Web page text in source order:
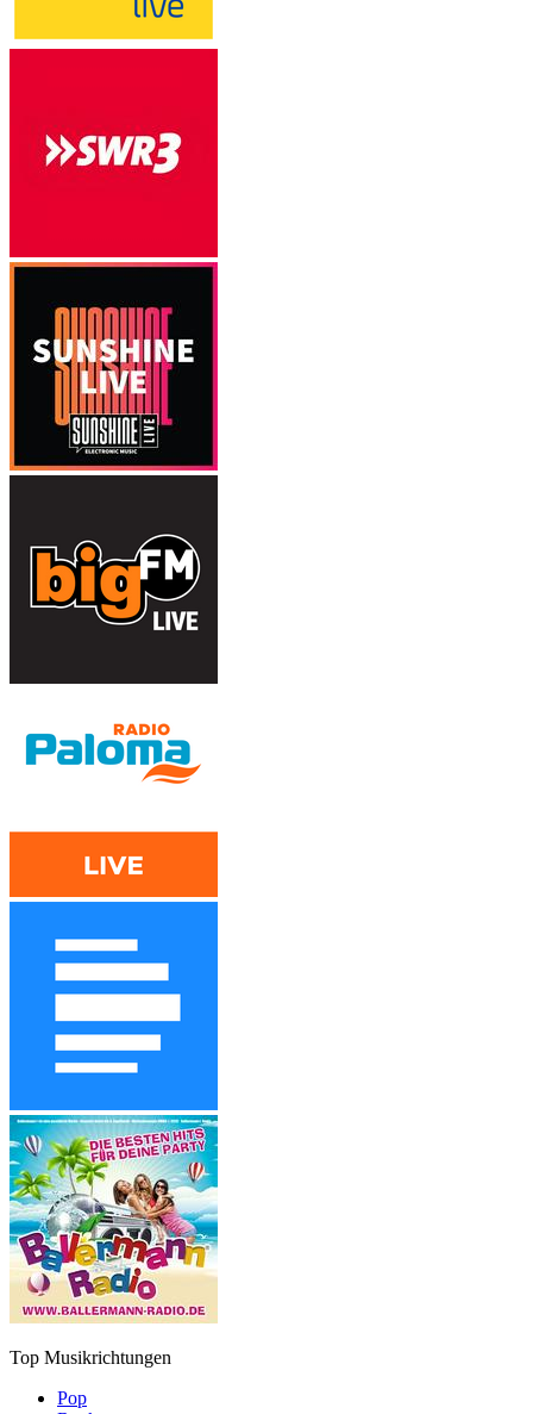
Top Musikrichtungen
Pop